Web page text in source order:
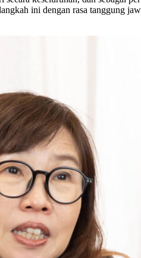
ini dengan rasa tanggung